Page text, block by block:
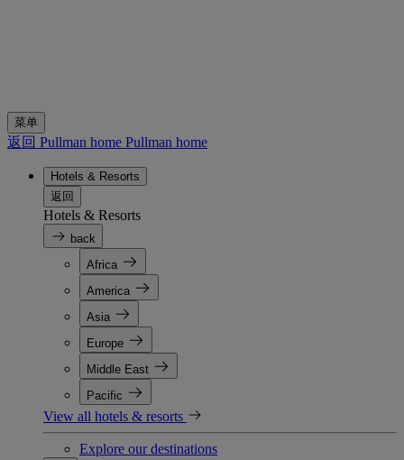
菜单
返回 Pullman home Pullman home
Hotels & Resorts
返回
Hotels & Resorts
back
Africa
America
Asia
Europe
Middle East
Pacific
View all hotels & resorts
Explore our destinations